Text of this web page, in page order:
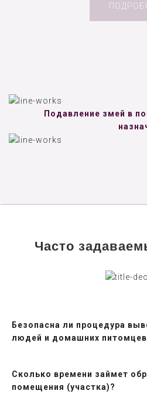
Подавление змей в
Часто
Безопасна ли процедура
людей и домашних
Сколько времени займет
помещения (участка)?